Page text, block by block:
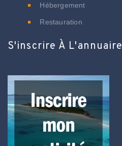
Hébergement
Restauration
S'inscrire À L'annuaire